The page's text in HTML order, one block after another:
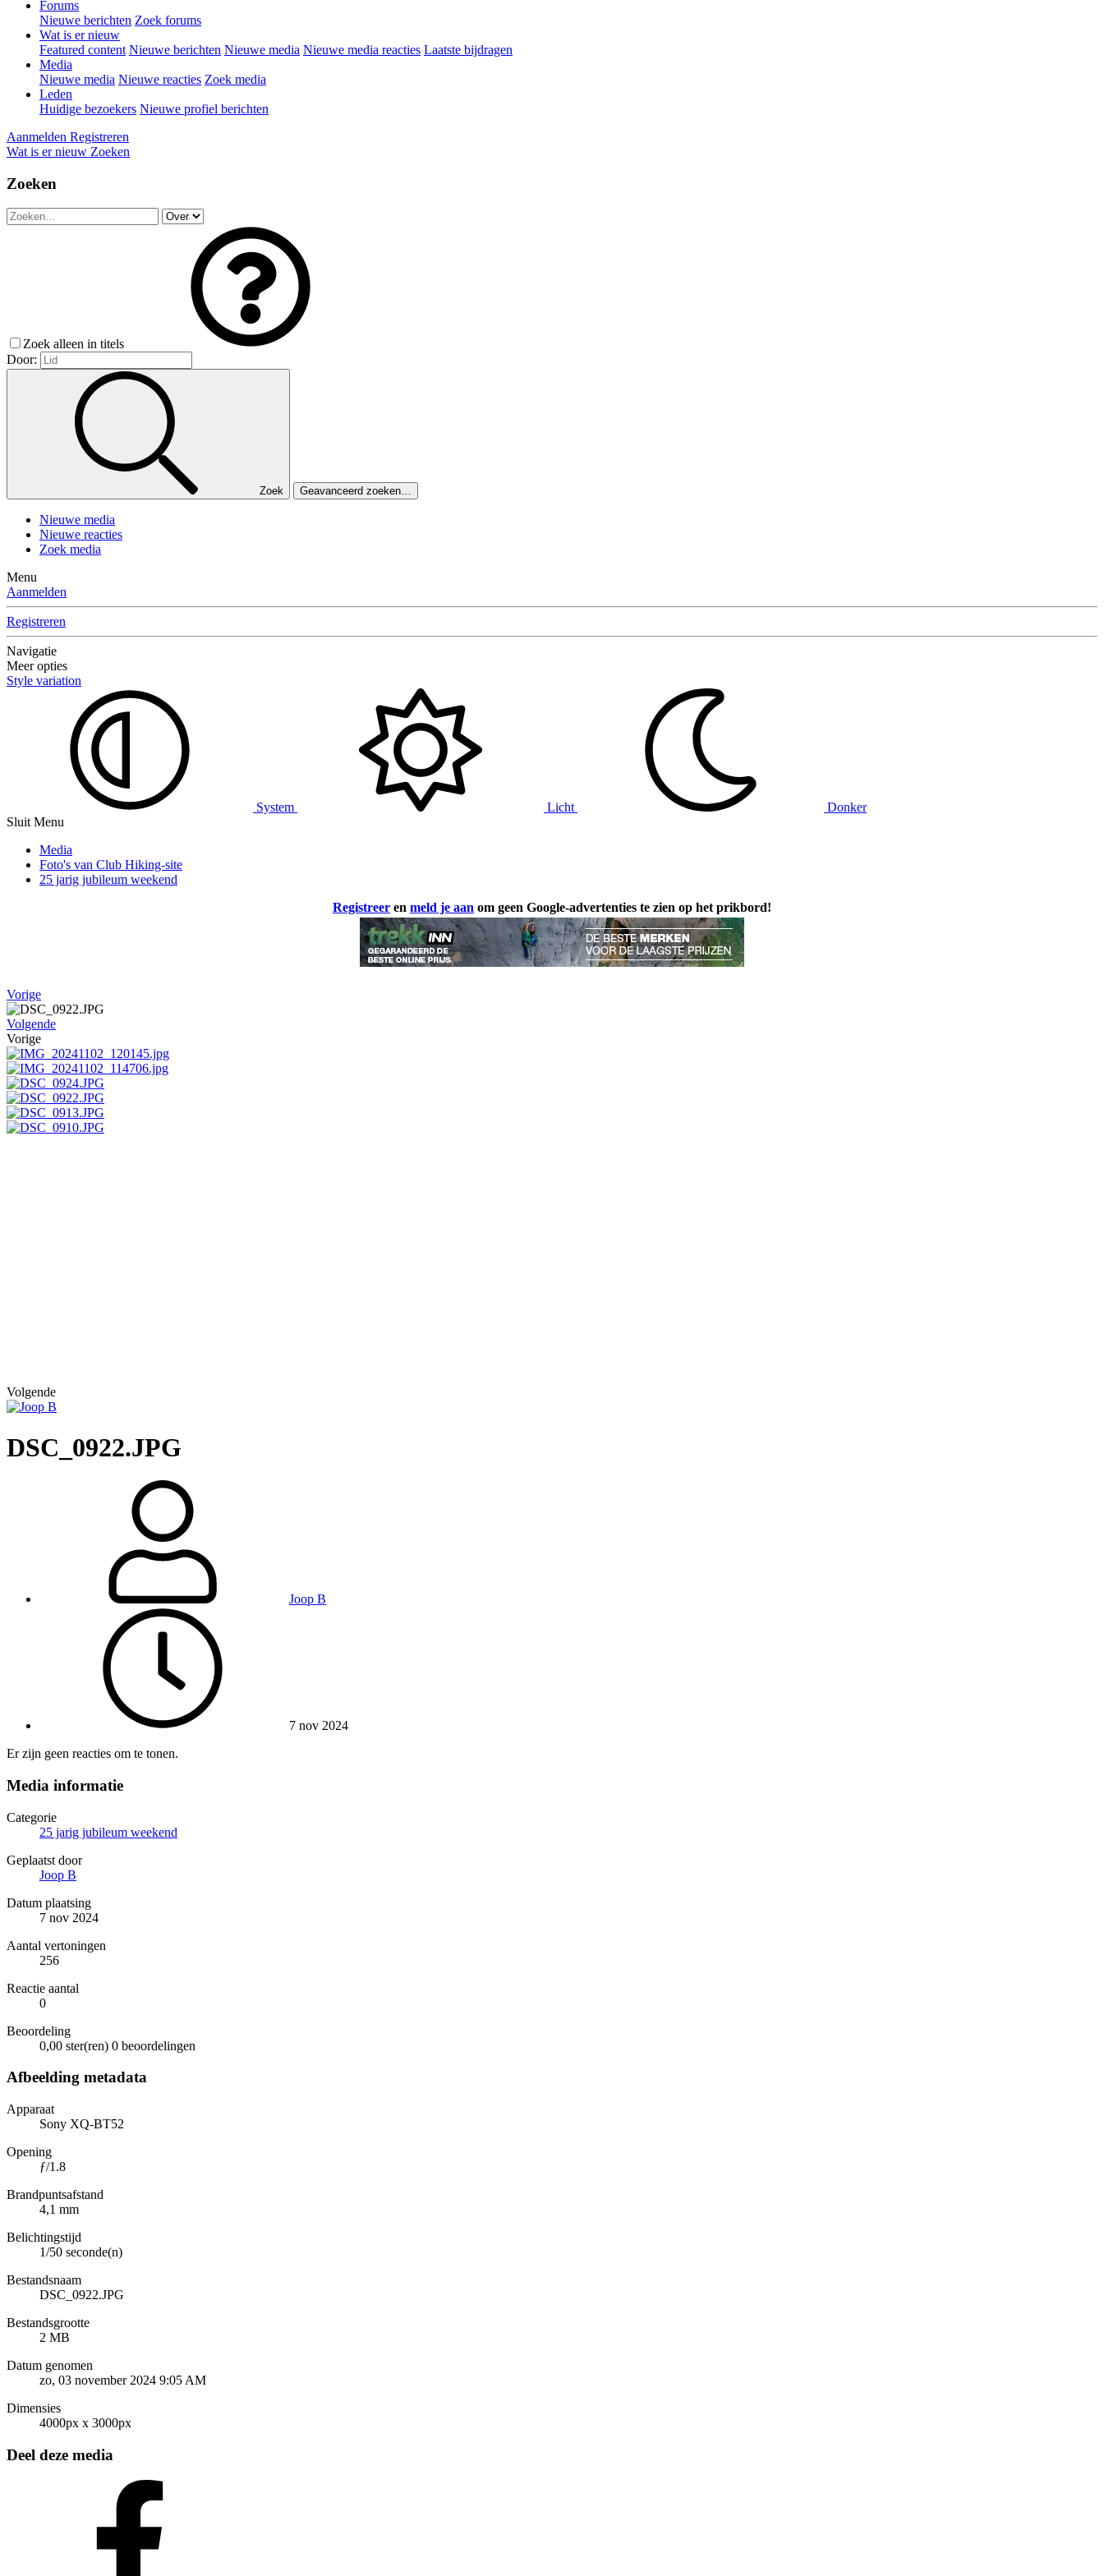
Forums
Nieuwe berichten Zoek forums
Wat is er nieuw
Featured content Nieuwe berichten Nieuwe media Nieuwe media reacties Laatste bijdragen
Media
Nieuwe media Nieuwe reacties Zoek media
Leden
Huidige bezoekers Nieuwe profiel berichten
Aanmelden Registreren
Wat is er nieuw Zoeken
Zoeken
Zoek alleen in titels
Door:
Zoek Geavanceerd zoeken…
Nieuwe media
Nieuwe reacties
Zoek media
Menu
Aanmelden
Registreren
Navigatie
Meer opties
Style variation
System Licht
Donker
Sluit Menu
Media
Foto's van Club Hiking-site
25 jarig jubileum weekend
Registreer en meld je aan om geen Google-advertenties te zien op het prikbord!
Vorige
Volgende
Vorige
Volgende
DSC_0922.JPG
Joop B
7 nov 2024
Er zijn geen reacties om te tonen.
Media informatie
Categorie
25 jarig jubileum weekend
Geplaatst door
Joop B
Datum plaatsing
7 nov 2024
Aantal vertoningen
256
Reactie aantal
0
Beoordeling
0,00 ster(ren) 0 beoordelingen
Afbeelding metadata
Apparaat
Sony XQ-BT52
Opening
ƒ/1.8
Brandpuntsafstand
4,1 mm
Belichtingstijd
1/50 seconde(n)
Bestandsnaam
DSC_0922.JPG
Bestandsgrootte
2 MB
Datum genomen
zo, 03 november 2024 9:05 AM
Dimensies
4000px x 3000px
Deel deze media